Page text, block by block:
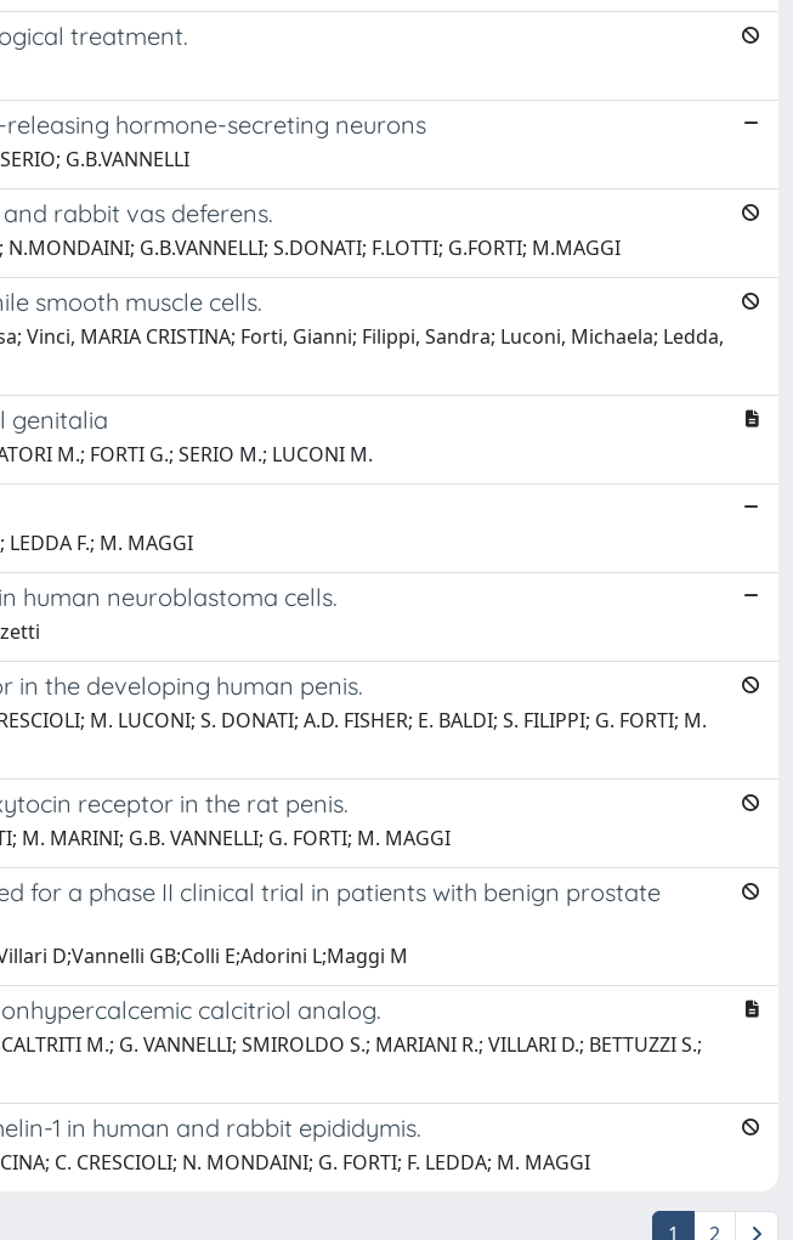
treatment.
hormone-secreting neurons
G.B.VANNELLI
rabbit vas deferens.
G.B.VANNELLI; S.DONATI; F.LOTTI; G.FORTI; M.MAGGI
smooth muscle cells.
Vinci, MARIA CRISTINA; Forti, Gianni; Filippi, Sandra; Luconi, Michaela; Ledda,
genitalia
M.; FORTI G.; SERIO M.; LUCONI M.
LEDDA F.; M. MAGGI
human neuroblastoma cells.
the developing human penis.
M. LUCONI; S. DONATI; A.D. FISHER; E. BALDI; S. FILIPPI; G. FORTI; M.
receptor in the rat penis.
M. MARINI; G.B. VANNELLI; G. FORTI; M. MAGGI
for a phase II clinical trial in patients with benign prostate
D;Vannelli GB;Colli E;Adorini L;Maggi M
calcitriol analog.
M.; G. VANNELLI; SMIROLDO S.; MARIANI R.; VILLARI D.; BETTUZZI S.;
1 in human and rabbit epididymis.
C. CRESCIOLI; N. MONDAINI; G. FORTI; F. LEDDA; M. MAGGI
1 2